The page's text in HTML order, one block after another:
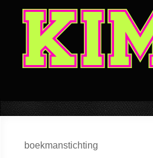
boekmanstichting